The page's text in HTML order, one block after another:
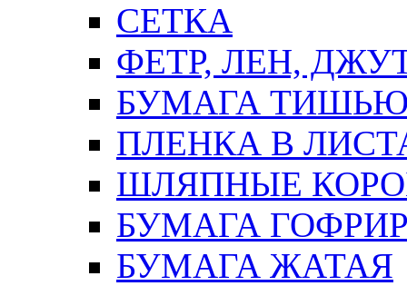
СЕТКА
ФЕТР, ЛЕН,
БУМАГА
ПЛЕНКА В
ШЛЯПНЫЕ
БУМАГА
БУМАГА ЖАТАЯ